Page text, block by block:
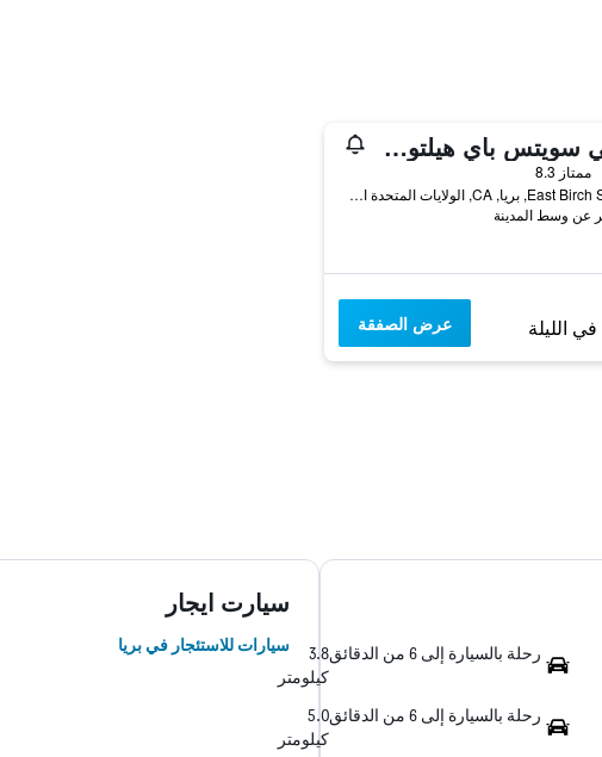
إمباسي سويتس باي هيلتون بري نورث أورانج كاونتي
ممتاز 8.3
900 East Birch Street, بريا, CA, الولايات المتحدة الأميريكية
الليلة عرض الصفقة
رحلة بالسيارة إلى 6 من الدقائق
3.8
كيلومتر
رحلة بالسيارة إلى 6 من الدقائق
5.0
كيلومتر
سيارت ايجار
سيارات للاستئجار في بريا